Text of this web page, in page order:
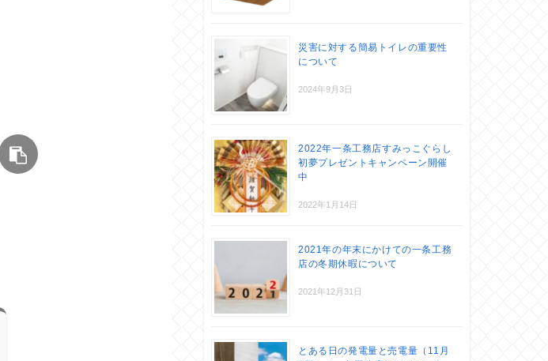
災害に対する簡易トイレの重要性
について
2024年9月3日
2022年一条工務店すみっこぐらし
初夢プレゼントキャンペーン開催
中
2022年1月14日
2021年の年末にかけての一条工務
店の冬期休暇について
2021年12月31日
とある日の発電量と売電量（11月